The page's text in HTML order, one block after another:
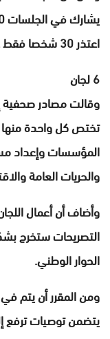
اعتذر 30 شخصا فقط عن المشاركة.
6 لجان
تختص كل واحدة منها
المؤسسات وإعداد
والحريات العامة
وأضاف أن أعمال
التصريحات ستخرج
الحوار الوطني.
ومن المقرر أن يتم في
يتضمن توصيات ترفع